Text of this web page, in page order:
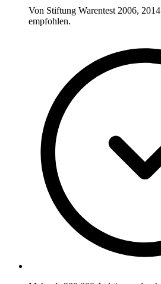
Von Stiftung Warentest 2006,
empfohlen.